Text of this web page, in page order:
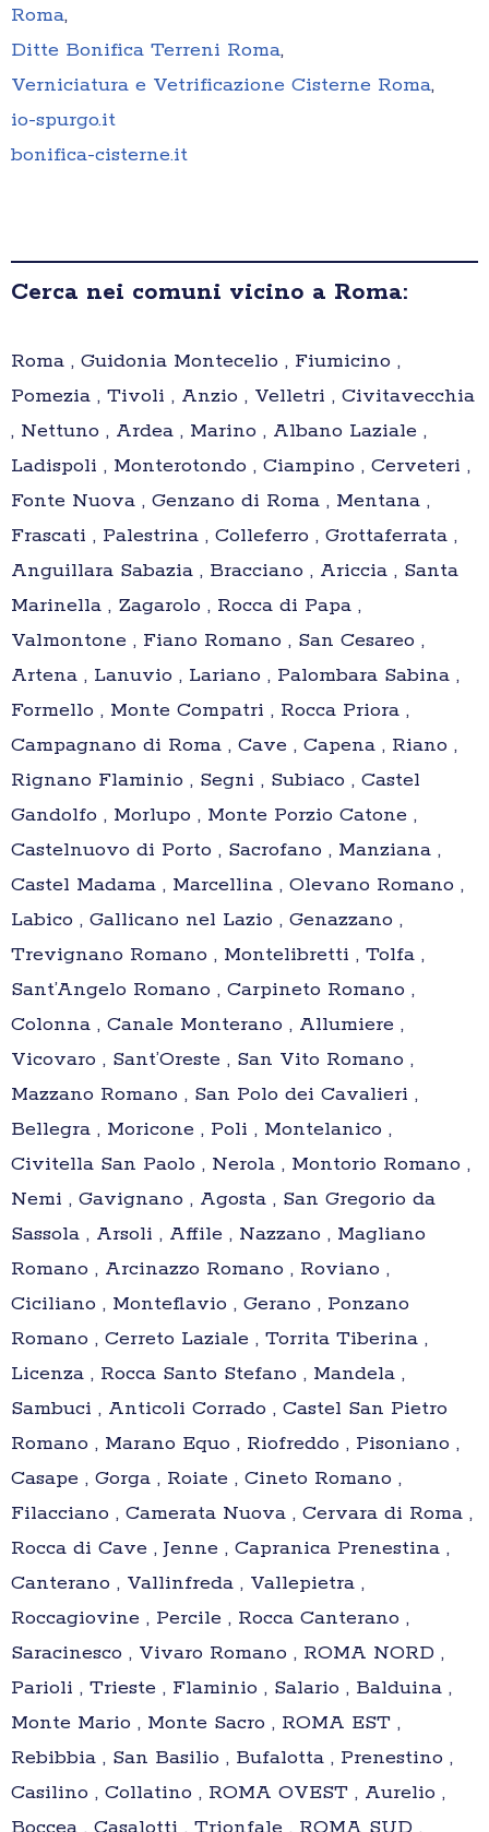
Roma,
Ditte Bonifica Terreni Roma,
Verniciatura e Vetrificazione Cisterne Roma,
io-spurgo.it
bonifica-cisterne.it
Cerca nei comuni vicino a Roma:
Roma , Guidonia Montecelio , Fiumicino ,
Pomezia , Tivoli , Anzio , Velletri , Civitavecchia
, Nettuno , Ardea , Marino , Albano Laziale ,
Ladispoli , Monterotondo , Ciampino , Cerveteri ,
Fonte Nuova , Genzano di Roma , Mentana ,
Frascati , Palestrina , Colleferro , Grottaferrata ,
Anguillara Sabazia , Bracciano , Ariccia , Santa
Marinella , Zagarolo , Rocca di Papa ,
Valmontone , Fiano Romano , San Cesareo ,
Artena , Lanuvio , Lariano , Palombara Sabina ,
Formello , Monte Compatri , Rocca Priora ,
Campagnano di Roma , Cave , Capena , Riano ,
Rignano Flaminio , Segni , Subiaco , Castel
Gandolfo , Morlupo , Monte Porzio Catone ,
Castelnuovo di Porto , Sacrofano , Manziana ,
Castel Madama , Marcellina , Olevano Romano ,
Labico , Gallicano nel Lazio , Genazzano ,
Trevignano Romano , Montelibretti , Tolfa ,
Sant’Angelo Romano , Carpineto Romano ,
Colonna , Canale Monterano , Allumiere ,
Vicovaro , Sant’Oreste , San Vito Romano ,
Mazzano Romano , San Polo dei Cavalieri ,
Bellegra , Moricone , Poli , Montelanico ,
Civitella San Paolo , Nerola , Montorio Romano ,
Nemi , Gavignano , Agosta , San Gregorio da
Sassola , Arsoli , Affile , Nazzano , Magliano
Romano , Arcinazzo Romano , Roviano ,
Ciciliano , Monteflavio , Gerano , Ponzano
Romano , Cerreto Laziale , Torrita Tiberina ,
Licenza , Rocca Santo Stefano , Mandela ,
Sambuci , Anticoli Corrado , Castel San Pietro
Romano , Marano Equo , Riofreddo , Pisoniano ,
Casape , Gorga , Roiate , Cineto Romano ,
Filacciano , Camerata Nuova , Cervara di Roma ,
Rocca di Cave , Jenne , Capranica Prenestina ,
Canterano , Vallinfreda , Vallepietra ,
Roccagiovine , Percile , Rocca Canterano ,
Saracinesco , Vivaro Romano , ROMA NORD ,
Parioli , Trieste , Flaminio , Salario , Balduina ,
Monte Mario , Monte Sacro , ROMA EST ,
Rebibbia , San Basilio , Bufalotta , Prenestino ,
Casilino , Collatino , ROMA OVEST , Aurelio ,